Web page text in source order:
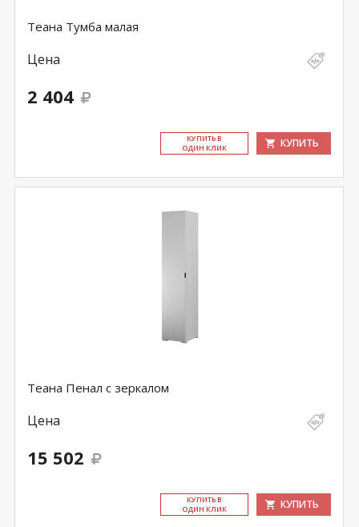
Теана Тумба малая
Цена
2 404
КУ­ПИТЬ В
ОДИН КЛИК
КУПИТЬ
Теана Пенал с зеркалом
Цена
15 502
КУ­ПИТЬ В
ОДИН КЛИК
КУПИТЬ